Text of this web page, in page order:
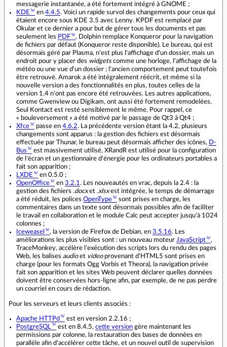
messagerie instantanée, a été fortement intégré à GNOME ;
KDE
en 4.4.5. Voici un rapide survol des changements pour ceux qui
étaient encore sous KDE 3.5 avec Lenny. KPDF est remplacé par
Okular et ce dernier a pour but de gérer tous les documents et pas
seulement les PDF
, Dolphin remplace Konqueror pour la navigation
de fichiers par défaut (Konqueror reste disponible). Le bureau, qui est
désormais géré par Plasma, n'est plus l'affichage d'un dossier, mais un
endroit pour y placer des widgetscomme une horloge, l'affichage de la
météo ou une vue d'un dossier ; l'ancien comportement peut toutefois
être retrouvé. Amarok a été intégralement réécrit, et même si la
nouvelle version a des fonctionnalités en plus, toutes celles de la
version 1.4 n'ont pas encore été retrouvées. Les autres applications,
comme Gwenview ou Digikam, ont aussi été fortement remodelées.
Seul Kontact est resté sensiblement le même. Pour rappel, ce
« bouleversement » a été motivé par le passage de Qt3 à Qt4 ;
Xfce
passe en 4.6.2. La précédente version étant la 4.2, plusieurs
changements sont apparus : la gestion des fichiers est désormais
effectuée par Thunar, le bureau peut désormais afficher des icônes, D-
Bus
est massivement utilisé, XRandR est utilisé pour la configuration
de l'écran et un gestionnaire d'énergie pour les ordinateurs portables a
fait son apparition ;
LXDE
en 0.5.0 ;
OpenOffice
en 3.2.1 . Les nouveautés en vrac, depuis la 2.4 : la
gestion des fichiers .docxet .xlsxest intégrée, le temps de démarrage
a été réduit, les polices OpenType
sont prises en charge, les
commentaires dans un texte sont désormais possibles afin de faciliter
le travail en collaboration et le module Calc peut accepter jusqu'à 1024
colonnes ;
Iceweasel
, la version de Firefox de Debian, en 3.5.16. Les
améliorations les plus visibles sont : un nouveau moteur JavaScript
,
TraceMonkey, accélère l'exécution des scripts lors du rendu des pages
Web, les balises audioet videoprovenant d'HTML5 sont prises en
charge (pour les formats Ogg Vorbis et Theora), la navigation privée
fait son apparition et les sites Web peuvent déclarer quelles données
doivent être conservées hors-ligne afin, par exemple, de ne pas perdre
un courriel en cours de rédaction.
Pour les serveurs et leurs clients associés :
Apache HTTPd
est en version 2.2.16 ;
PostgreSQL
est en 8.4.5, cette version gère maintenant les
permissions par colonne, la restauration des bases de données en
parallèle afin d'accélérer cette tâche, et un nouvel outil de supervision